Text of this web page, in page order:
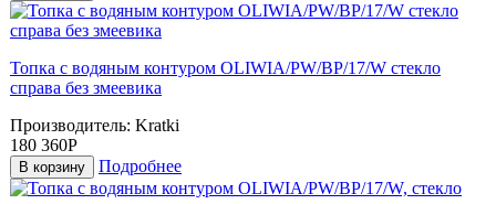
Топка с водяным контуром OLIWIA/PW/BP/17/W стекло
справа без змеевика
Производитель: Kratki
180 360Р
В корзину Подробнее